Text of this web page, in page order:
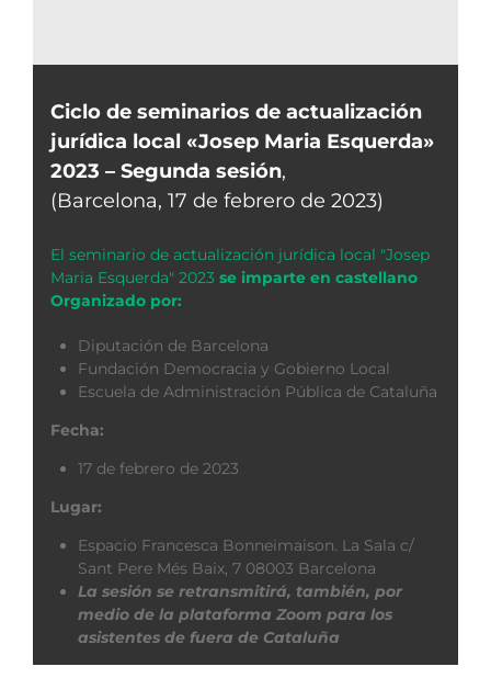
Ciclo de seminarios de actualización
jurídica local «Josep Maria Esquerda»
2023 – Segunda sesión,
(Barcelona, 17 de febrero de 2023)
El seminario de actualización jurídica local "Josep
Maria Esquerda" 2023 se imparte en castellano
Organizado por:
Diputación de Barcelona
Fundación Democracia y Gobierno Local
Escuela de Administración Pública de Cataluña
Fecha:
17 de febrero de 2023
Lugar:
Espacio Francesca Bonneimaison. La Sala c/
Sant Pere Més Baix, 7 08003 Barcelona
La sesión se retransmitirá, también, por
medio de la plataforma Zoom para los
asistentes de fuera de Cataluña